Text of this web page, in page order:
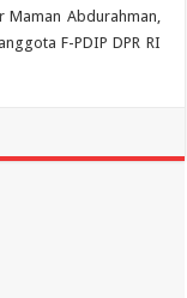
Maman Abdurahman,
F-PDIP DPR RI